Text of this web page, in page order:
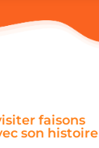
faisons
son histoire